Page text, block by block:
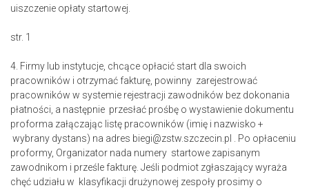
uiszczenie opłaty startowej.
str. 1
4. Firmy lub instytucje, chcące opłacić start dla swoich
pracowników i otrzymać fakturę, powinny zarejestrować
pracowników w systemie rejestracji zawodników bez dokonania
płatności, a następnie przesłać prośbę o wystawienie dokumentu
proforma załączając listę pracowników (imię i nazwisko +
wybrany dystans) na adres biegi@zstw.szczecin.pl . Po opłaceniu
proformy, Organizator nada numery startowe zapisanym
zawodnikom i prześle fakturę. Jeśli podmiot zgłaszający wyraża
chęć udziału w klasyfikacji drużynowej zespoły prosimy o